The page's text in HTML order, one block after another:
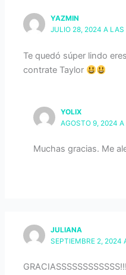
YAZMIN
JULIO 28, 2024 A LAS
Te quedó súper lindo
contrate Taylor
YOLIX
AGOSTO 9, 2024
Muchas gracias. Me
JULIANA
SEPTIEMBRE 2, 2024